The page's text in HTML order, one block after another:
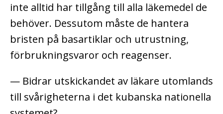
inte alltid har tillgång till alla läkemedel de
behöver. Dessutom måste de hantera
bristen på basartiklar och utrustning,
förbrukningsvaror och reagenser.
— Bidrar utskickandet av läkare utomlands
till svårigheterna i det kubanska nationella